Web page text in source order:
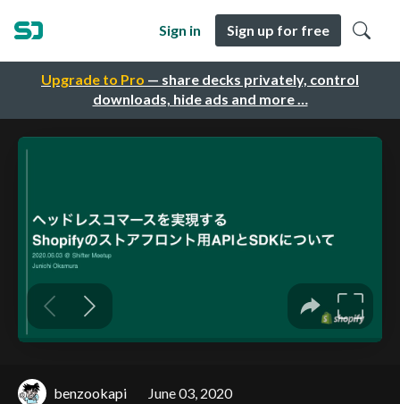
Upgrade to Pro — share decks privately, control
downloads, hide ads and more …
Sign in Sign up for free
benzookapi June 03, 2020